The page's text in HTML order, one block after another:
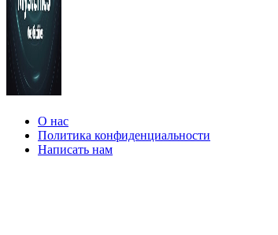
О нас
Политика конфиденциальности
Написать нам